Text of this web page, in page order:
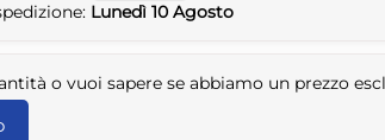
Lunedì 10 Agosto
o vuoi sapere se abbiamo un prezzo